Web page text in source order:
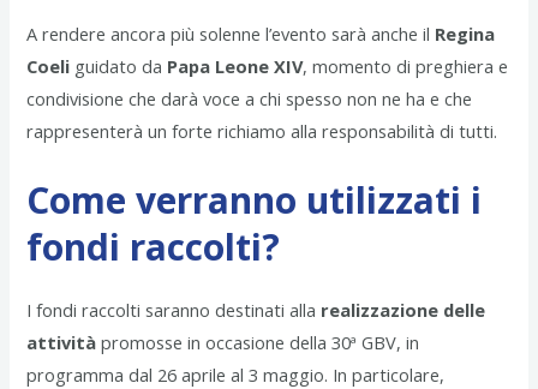
A rendere ancora più solenne l’evento sarà anche il Regina
Coeli guidato da Papa Leone XIV, momento di preghiera e
condivisione che darà voce a chi spesso non ne ha e che
rappresenterà un forte richiamo alla responsabilità di tutti.
Come verranno utilizzati i
fondi raccolti?
I fondi raccolti saranno destinati alla realizzazione delle
attività promosse in occasione della 30ª GBV, in
programma dal 26 aprile al 3 maggio. In particolare,